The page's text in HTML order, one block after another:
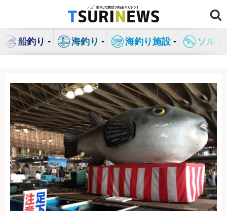
ン
船釣り 海釣り 海釣り施設 ソル